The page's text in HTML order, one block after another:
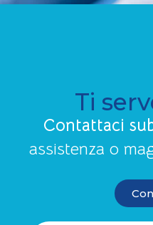
Ti
Contattaci
assistenza o